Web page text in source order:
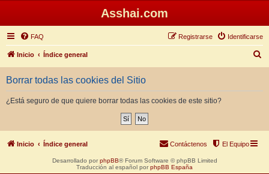
Asshai.com
FAQ Identificarse
Registrarse
Inicio Índice general
u
Borrar todas las cookies del Sitio
¿Está seguro de que quiere borrar todas las cookies de este sitio?
Inicio Índice general El Equipo
Contáctenos
Desarrollado por phpBB® Forum Software © phpBB Limited
Traducción al español por phpBB España